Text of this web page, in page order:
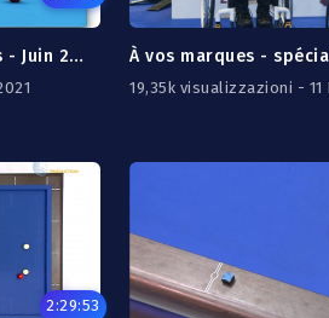
Demi-finales 3 Bandes Masters - Juin 2021 À vos marques -
19,35k visualizzazioni - 11
2:29:53